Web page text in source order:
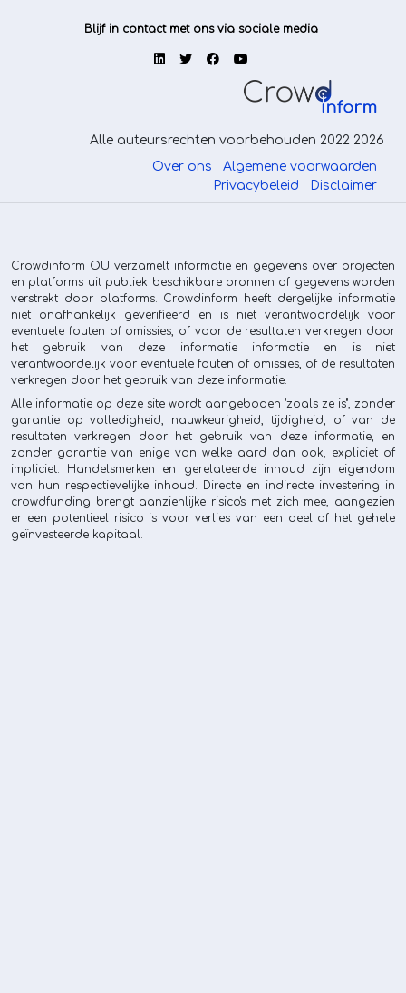
Blijf in contact met ons via sociale media
Alle auteursrechten voorbehouden 2022 2026
Over ons
Algemene voorwaarden
Privacybeleid
Disclaimer
Crowdinform OU verzamelt informatie en gegevens over projecten
en platforms uit publiek beschikbare bronnen of gegevens worden
verstrekt door platforms. Crowdinform heeft dergelijke informatie
niet onafhankelijk geverifieerd en is niet verantwoordelijk voor
eventuele fouten of omissies, of voor de resultaten verkregen door
het gebruik van deze informatie informatie en is niet
verantwoordelijk voor eventuele fouten of omissies, of de resultaten
verkregen door het gebruik van deze informatie.
Alle informatie op deze site wordt aangeboden "zoals ze is", zonder
garantie op volledigheid, nauwkeurigheid, tijdigheid, of van de
resultaten verkregen door het gebruik van deze informatie, en
zonder garantie van enige van welke aard dan ook, expliciet of
impliciet. Handelsmerken en gerelateerde inhoud zijn eigendom
van hun respectievelijke inhoud. Directe en indirecte investering in
crowdfunding brengt aanzienlijke risico's met zich mee, aangezien
er een potentieel risico is voor verlies van een deel of het gehele
geïnvesteerde kapitaal.